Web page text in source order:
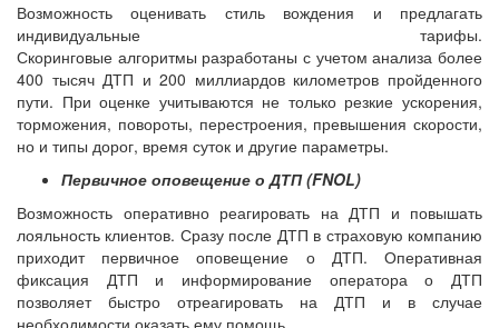
Возможность оценивать стиль вождения и предлагать
индивидуальные тарифы.
Скоринговые алгоритмы разработаны с учетом анализа более
400 тысяч ДТП и 200 миллиардов километров пройденного
пути. При оценке учитываются не только резкие ускорения,
торможения, повороты, перестроения, превышения скорости,
но и типы дорог, время суток и другие параметры.
Первичное оповещение о ДТП (FNOL)
Возможность оперативно реагировать на ДТП и повышать
лояльность клиентов. Сразу после ДТП в страховую компанию
приходит первичное оповещение о ДТП. Оперативная
фиксация ДТП и информирование оператора о ДТП
позволяет быстро отреагировать на ДТП и в случае
необходимости оказать ему помощь.